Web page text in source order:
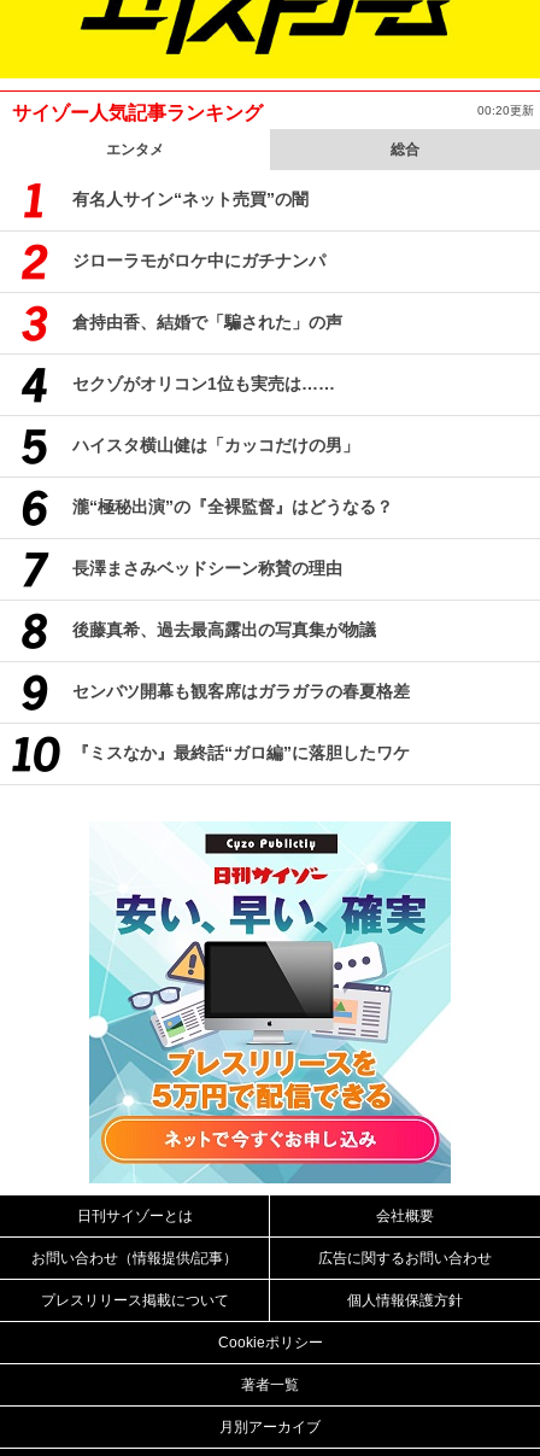
サイゾー人気記事ランキング 00:20更新
エンタメ 総合
有名人サイン“ネット売買”の闇
ジローラモがロケ中にガチナンパ
倉持由香、結婚で「騙された」の声
セクゾがオリコン1位も実売は……
ハイスタ横山健は「カッコだけの男」
瀧“極秘出演”の『全裸監督』はどうなる？
長澤まさみベッドシーン称賛の理由
後藤真希、過去最高露出の写真集が物議
センバツ開幕も観客席はガラガラの春夏格差
『ミスなか』最終話“ガロ編”に落胆したワケ
日刊サイゾーとは 会社概要
お問い合わせ（情報提供/記事） 広告に関するお問い合わせ
プレスリリース掲載について 個人情報保護方針
Cookieポリシー
著者一覧
月別アーカイブ